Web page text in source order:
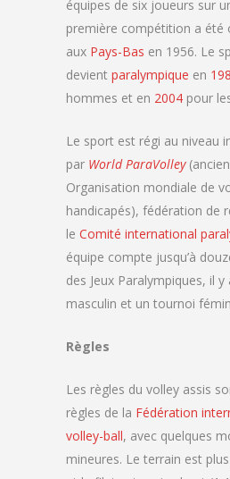
équipes de six joueurs sur
première compétition a été
aux Pays-Bas en 1956. Le
devient paralympique en
hommes et en 2004 pour
Le sport est régi au niveau
par World ParaVolley
Organisation mondiale de
handicapés), fédération de
le Comité international
équipe compte jusqu’à
des Jeux Paralympiques, il
masculin et un tournoi
Règles
Les règles du volley assis
règles de la Fédération
volley-ball, avec quelques
mineures. Le terrain est